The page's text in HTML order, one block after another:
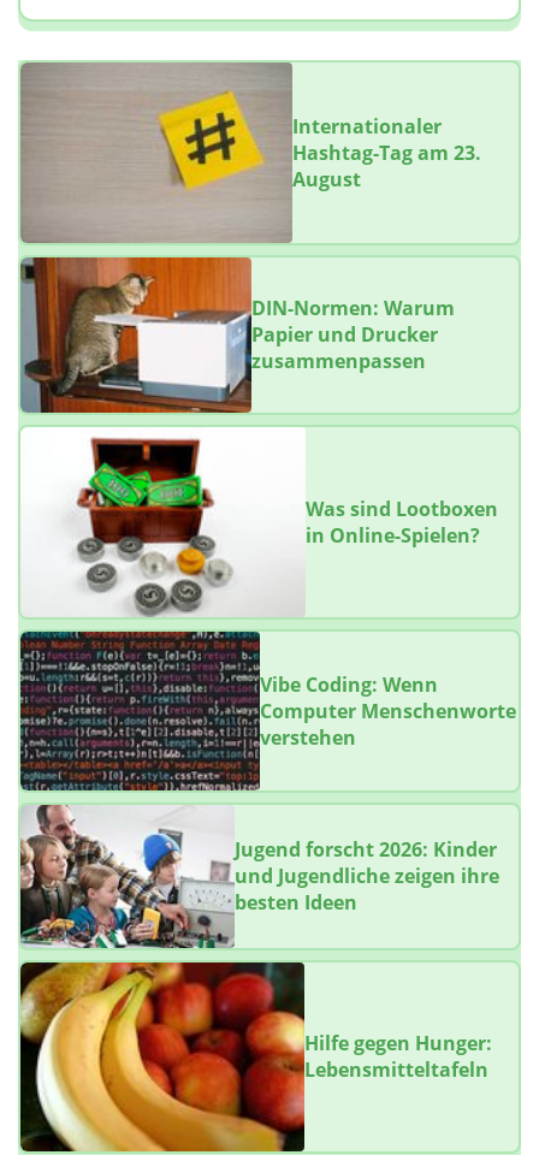
Internationaler
Hashtag-Tag am 23.
August
DIN-Normen: Warum
Papier und Drucker
zusammenpassen
Was sind Lootboxen
in Online-Spielen?
Vibe Coding: Wenn
Computer Menschenworte
verstehen
Jugend forscht 2026: Kinder
und Jugendliche zeigen ihre
besten Ideen
Hilfe gegen Hunger:
Lebensmitteltafeln